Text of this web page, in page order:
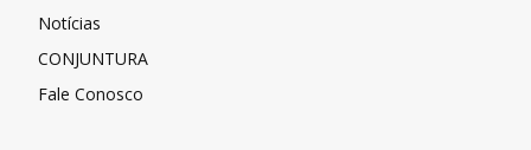
Notícias
CONJUNTURA
Fale Conosco